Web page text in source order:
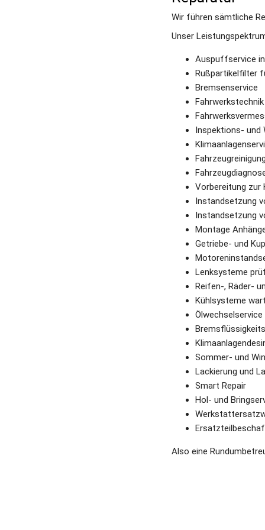
Wir führen sämtliche
Unser
Auspuffservice
Rußpartikelfilter
Bremsenservice
Inspektions- und
Vorbereitung zur
Instandsetzung
Instandsetzung
Montage
Getriebe- und
Lenksysteme
Reifen-, Räder-
Kühlsysteme
Ölwechselservice
Sommer- und
Lackierung und
Smart Repair
Hol- und
Also eine